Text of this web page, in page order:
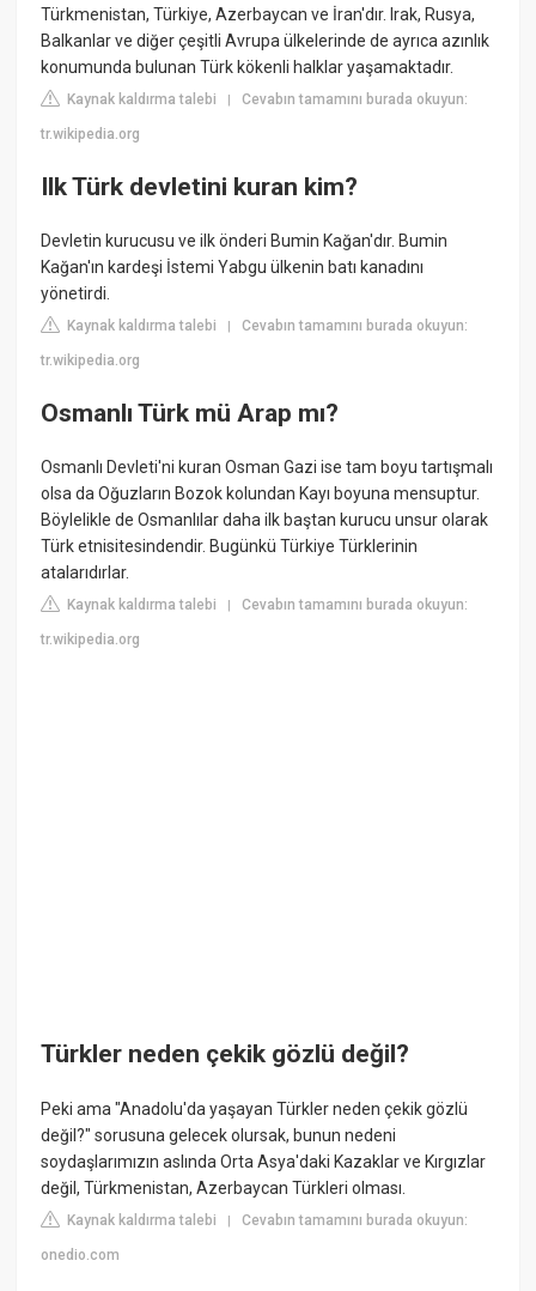
Türkmenistan, Türkiye, Azerbaycan ve İran'dır. Irak, Rusya,
Balkanlar ve diğer çeşitli Avrupa ülkelerinde de ayrıca azınlık
konumunda bulunan Türk kökenli halklar yaşamaktadır.
Kaynak kaldırma talebi |Cevabın tamamını burada okuyun:
tr.wikipedia.org
Ilk Türk devletini kuran kim?
Devletin kurucusu ve ilk önderi Bumin Kağan'dır. Bumin
Kağan'ın kardeşi İstemi Yabgu ülkenin batı kanadını
yönetirdi.
Kaynak kaldırma talebi |Cevabın tamamını burada okuyun:
tr.wikipedia.org
Osmanlı Türk mü Arap mı?
Osmanlı Devleti'ni kuran Osman Gazi ise tam boyu tartışmalı
olsa da Oğuzların Bozok kolundan Kayı boyuna mensuptur.
Böylelikle de Osmanlılar daha ilk baştan kurucu unsur olarak
Türk etnisitesindendir. Bugünkü Türkiye Türklerinin
atalarıdırlar.
Kaynak kaldırma talebi |Cevabın tamamını burada okuyun:
tr.wikipedia.org
Türkler neden çekik gözlü değil?
Peki ama "Anadolu'da yaşayan Türkler neden çekik gözlü
değil?" sorusuna gelecek olursak, bunun nedeni
soydaşlarımızın aslında Orta Asya'daki Kazaklar ve Kırgızlar
değil, Türkmenistan, Azerbaycan Türkleri olması.
Kaynak kaldırma talebi |Cevabın tamamını burada okuyun:
onedio.com